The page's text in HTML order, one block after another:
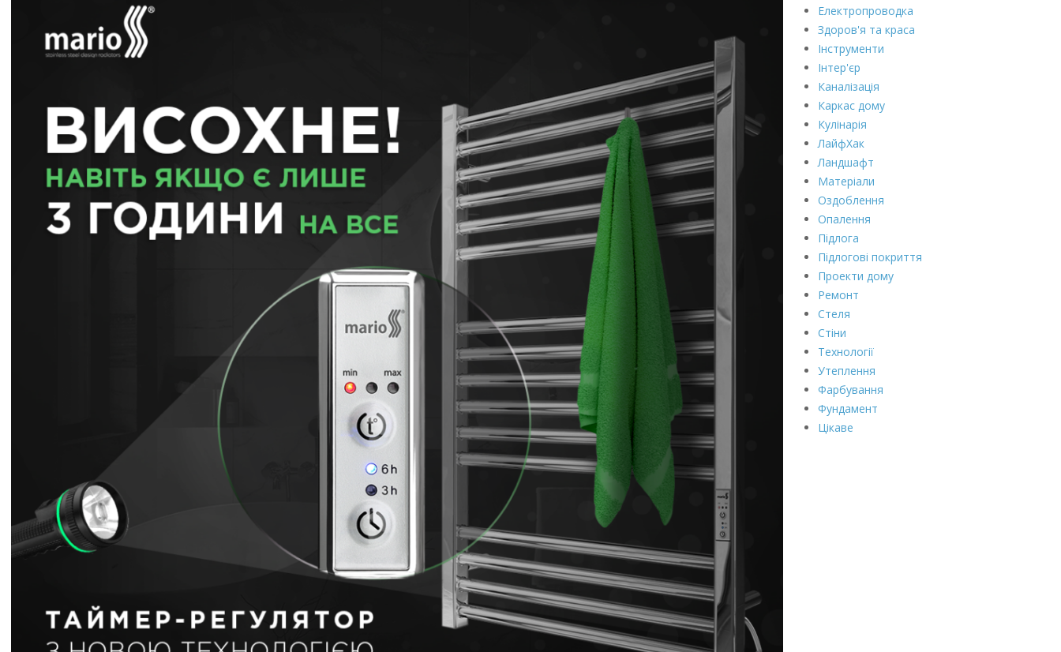
Електропроводка
Здоров'я та краса
Інструменти
Інтер'єр
Каналізація
Каркас дому
Кулінарія
ЛайфХак
Ландшафт
Матеріали
Оздоблення
Опалення
Підлога
Підлогові покриття
Проекти дому
Ремонт
Стеля
Стіни
Технології
Утеплення
Фарбування
Фундамент
Цікаве